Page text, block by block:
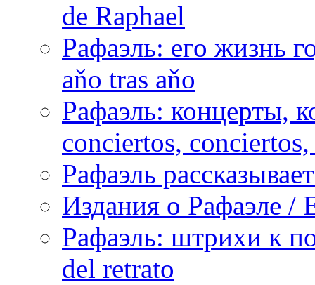
de Raphael
Рафаэль: его жизнь
aňo tras aňo
Рафаэль: концерты,
conciertos,
Рафаэль
Издания о Рафаэле /
Рафаэль: штрихи к
del retrato